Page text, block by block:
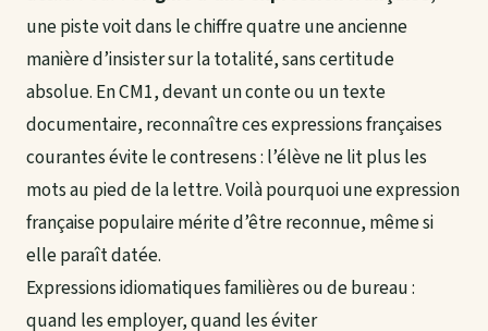
une piste voit dans le chiffre quatre une ancienne
manière d’insister sur la totalité, sans certitude
absolue. En CM1, devant un conte ou un texte
documentaire, reconnaître ces expressions françaises
courantes évite le contresens : l’élève ne lit plus les
mots au pied de la lettre. Voilà pourquoi une expression
française populaire mérite d’être reconnue, même si
elle paraît datée.
Expressions idiomatiques familières ou de bureau :
quand les employer, quand les éviter